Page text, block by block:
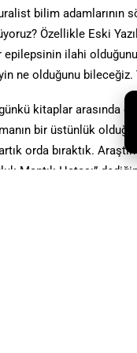
bilim adamlarının
Özellikle Eski
ilahi
ne olduğunu
kitaplar arasında
bir üstünlük
orda bıraktık.
Mantık Hatası”